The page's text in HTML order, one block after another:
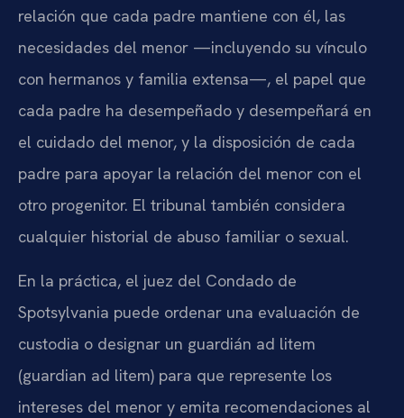
relación que cada padre mantiene con él, las
necesidades del menor —incluyendo su vínculo
con hermanos y familia extensa—, el papel que
cada padre ha desempeñado y desempeñará en
el cuidado del menor, y la disposición de cada
padre para apoyar la relación del menor con el
otro progenitor. El tribunal también considera
cualquier historial de abuso familiar o sexual.
En la práctica, el juez del Condado de
Spotsylvania puede ordenar una evaluación de
custodia o designar un guardián ad litem
(guardian ad litem) para que represente los
intereses del menor y emita recomendaciones al